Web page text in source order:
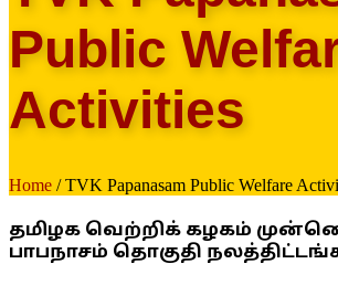
Public
Activities
Home / TVK Papanasam Public Welfare
தமிழக வெற்றிக் கழகம்
பாபநாசம் தொகுதி